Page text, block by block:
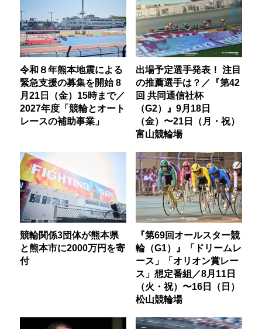
令和８年熊本地震による
緊急支援の募集を開始 8
月21日（金）15時まで／
2027年度「競輪とオート
レースの補助事業」
出場予定選手発表！ 注目
の推薦選手は？／『第42
回 共同通信社杯
（G2）』9月18日
（金）〜21日（月・祝）
富山競輪場
競輪関係3団体が熊本県
と熊本市に2000万円を寄
付
『第69回オールスター競
輪（G1）』「ドリームレ
ース」「オリオン賞レー
ス」想定番組／8月11日
（火・祝）〜16日（日）
松山競輪場